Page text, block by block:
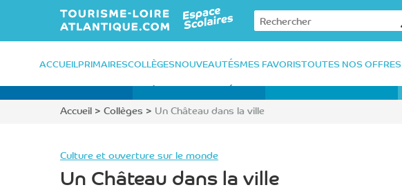
Retour à l'accueil
ACCUEILPRIMAIRESCOLLÈGESNOUVEAUTÉSMES FAVORISTOUTES NOS OFFRES
Accueil > Collèges > Un Château dans la ville
Culture et ouverture sur le monde
Un Château dans la ville